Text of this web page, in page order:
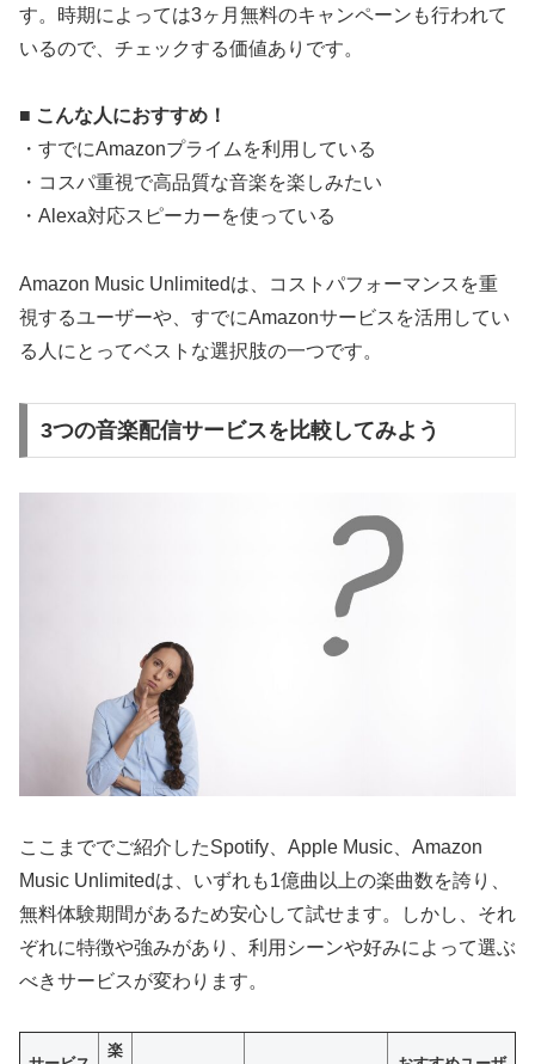
す。時期によっては3ヶ月無料のキャンペーンも行われて
いるので、チェックする価値ありです。
■ こんな人におすすめ！
・すでにAmazonプライムを利用している
・コスパ重視で高品質な音楽を楽しみたい
・Alexa対応スピーカーを使っている
Amazon Music Unlimitedは、コストパフォーマンスを重
視するユーザーや、すでにAmazonサービスを活用してい
る人にとってベストな選択肢の一つです。
3つの音楽配信サービスを比較してみよう
ここまででご紹介したSpotify、Apple Music、Amazon
Music Unlimitedは、いずれも1億曲以上の楽曲数を誇り、
無料体験期間があるため安心して試せます。しかし、それ
ぞれに特徴や強みがあり、利用シーンや好みによって選ぶ
べきサービスが変わります。
楽